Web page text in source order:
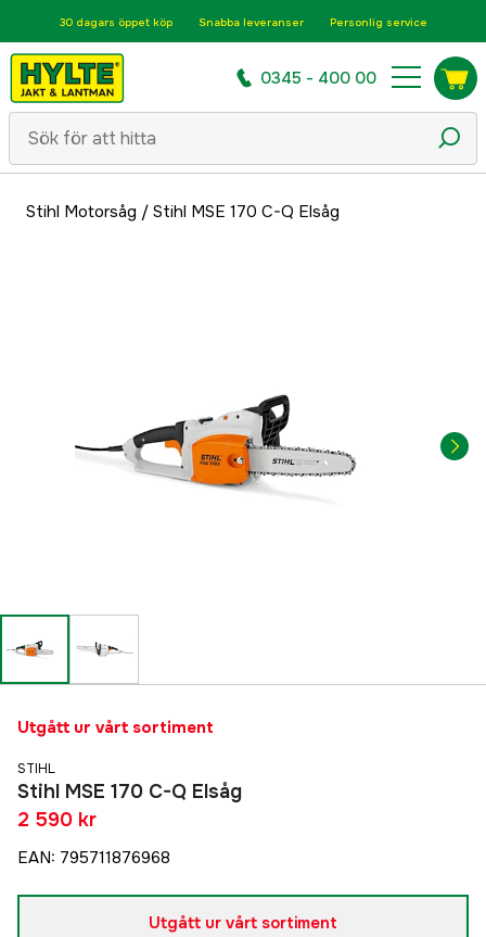
30 dagars öppet köp Snabba leveranser Personlig service
0345 - 400 00
Stihl Motorsåg / Stihl MSE 170 C-Q Elsåg
Utgått ur vårt sortiment
STIHL
Stihl MSE 170 C-Q Elsåg
2 590 kr
EAN: 795711876968
Utgått ur vårt sortiment